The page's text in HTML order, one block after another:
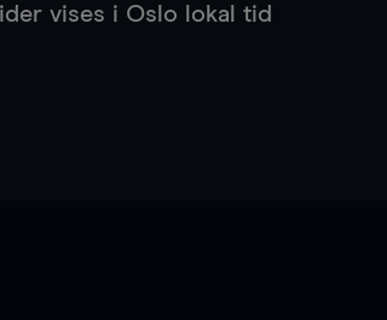
vises i Oslo lokal tid